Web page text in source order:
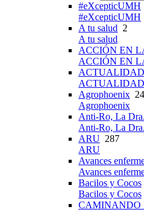
#eXcepticUMH
#eXcepticUMH
A tu salud 2
A tu salud
ACCIÓN EN
ACCIÓN EN
Agrophoenix 24
Agrophoenix
Anti-Ro, La
Anti-Ro, La
ARU 287
ARU
Avances
Avances
Bacilos y Cocos
Bacilos y Cocos
CAMINANDO